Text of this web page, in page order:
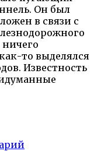
Он был
в связи с
ничего
то выделялся
Известность